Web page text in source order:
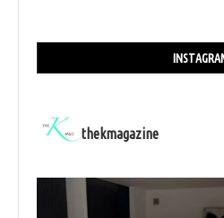
thekmagazine